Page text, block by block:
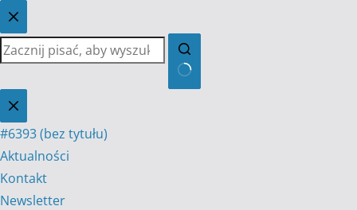
Przejdź
do
treści
Brak
wyników
#6393 (bez tytułu)
Aktualności
Kontakt
Newsletter